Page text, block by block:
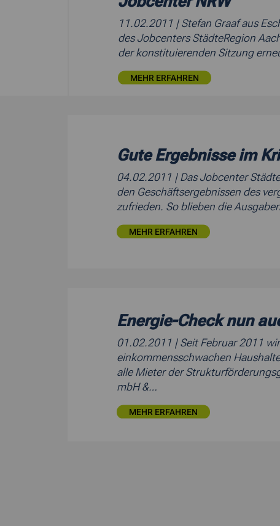
11.02.2011 | Stefan Graaf aus
des Jobcenters StädteRegion
der konstituierenden Sitzung
MEHR ERFAHREN
Gute Ergebnisse im
04.02.2011 | Das Jobcenter
den Geschäftsergebnissen des
zufrieden. So blieben die
MEHR ERFAHREN
Energie-Check nun
01.02.2011 | Seit Februar 2011
einkommensschwachen
alle Mieter der
mbH &…
MEHR ERFAHREN